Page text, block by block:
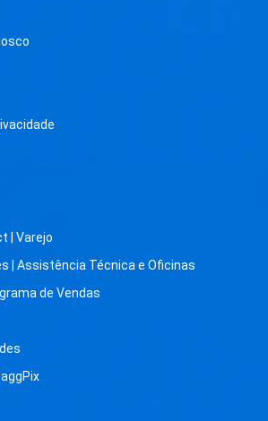
| Varejo
| Assistência Técnica e Oficinas
de Vendas